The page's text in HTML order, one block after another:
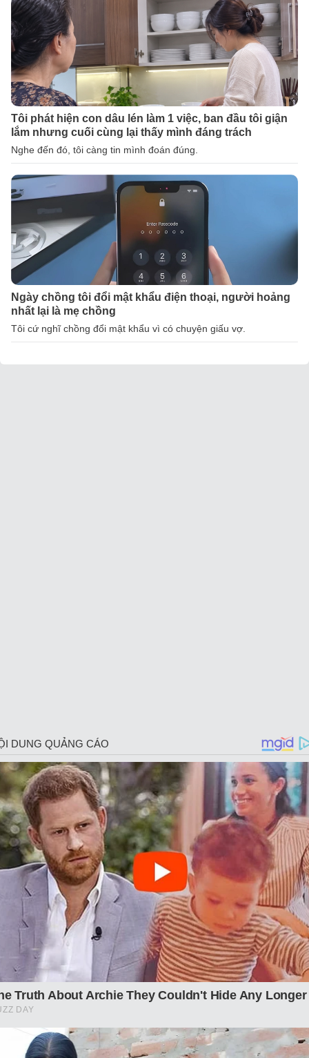
Tôi phát hiện con dâu lén làm 1 việc, ban đầu tôi giận
lắm nhưng cuối cùng lại thấy mình đáng trách
Nghe đến đó, tôi càng tin mình đoán đúng.
Ngày chồng tôi đổi mật khẩu điện thoại, người hoảng
nhất lại là mẹ chồng
Tôi cứ nghĩ chồng đổi mật khẩu vì có chuyện giấu vợ.